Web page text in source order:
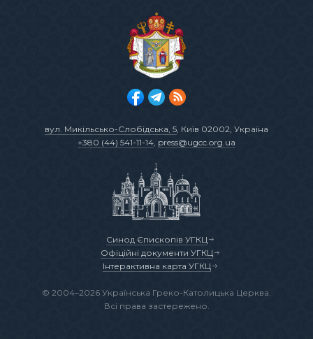
вул. Микільсько-Слобідська, 5, Київ 02002, Україна
+380 (44) 541-11-14, press@ugcc.org.ua
Синод Єпископів УГКЦ
Офіційні документи УГКЦ
Інтерактивна карта УГКЦ
© 2004–2026 Українська Греко-Католицька Церква.
Всі права застережено.